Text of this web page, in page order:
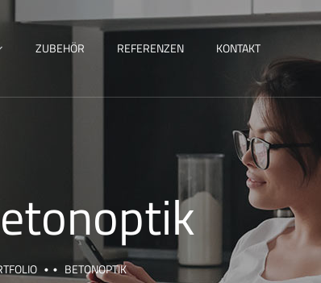
ZUBEHÖR REFERENZEN KONTAKT
BETONOPTIK